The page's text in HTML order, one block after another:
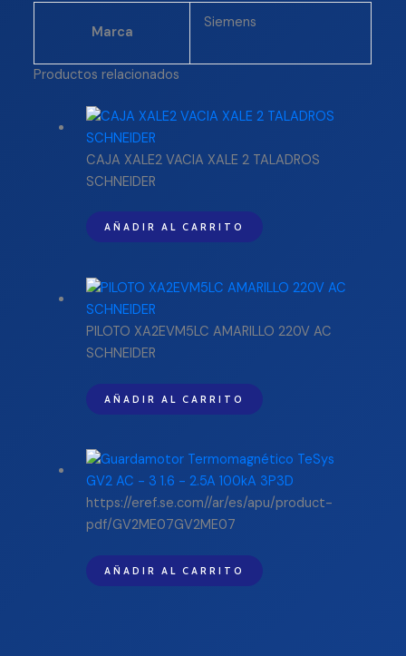
Marca
Siemens
Productos relacionados
CAJA XALE2 VACIA XALE 2 TALADROS
SCHNEIDER
AÑADIR AL CARRITO
PILOTO XA2EVM5LC AMARILLO 220V AC
SCHNEIDER
AÑADIR AL CARRITO
https://eref.se.com//ar/es/apu/product-
pdf/GV2ME07GV2ME07
AÑADIR AL CARRITO